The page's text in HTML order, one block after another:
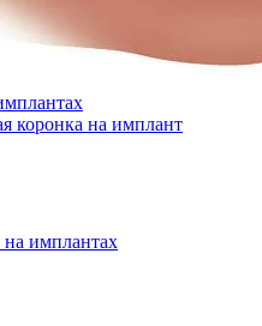
коронка на имплант
имплантах